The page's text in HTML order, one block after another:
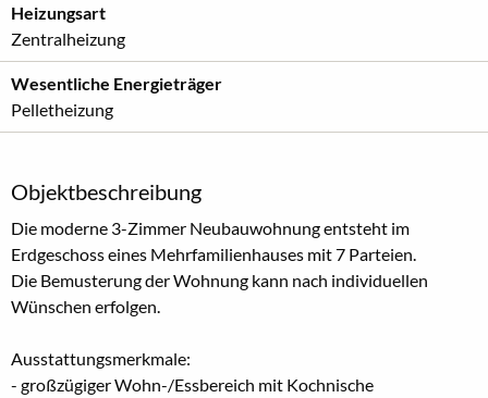
Heizungsart
Zentralheizung
Wesentliche Energieträger
Pelletheizung
Objektbeschreibung
Die moderne 3-Zimmer Neubauwohnung entsteht im
Erdgeschoss eines Mehrfamilienhauses mit 7 Parteien.
Die Bemusterung der Wohnung kann nach individuellen
Wünschen erfolgen.
Ausstattungsmerkmale:
- großzügiger Wohn-/Essbereich mit Kochnische